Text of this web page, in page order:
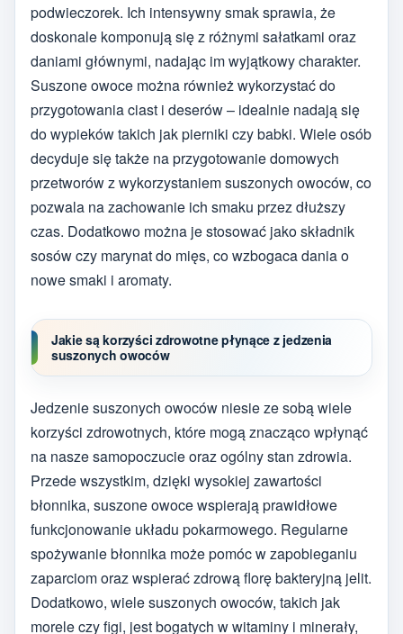
podwieczorek. Ich intensywny smak sprawia, że
doskonale komponują się z różnymi sałatkami oraz
daniami głównymi, nadając im wyjątkowy charakter.
Suszone owoce można również wykorzystać do
przygotowania ciast i deserów – idealnie nadają się
do wypieków takich jak pierniki czy babki. Wiele osób
decyduje się także na przygotowanie domowych
przetworów z wykorzystaniem suszonych owoców, co
pozwala na zachowanie ich smaku przez dłuższy
czas. Dodatkowo można je stosować jako składnik
sosów czy marynat do mięs, co wzbogaca dania o
nowe smaki i aromaty.
Jakie są korzyści zdrowotne płynące z jedzenia
suszonych owoców
Jedzenie suszonych owoców niesie ze sobą wiele
korzyści zdrowotnych, które mogą znacząco wpłynąć
na nasze samopoczucie oraz ogólny stan zdrowia.
Przede wszystkim, dzięki wysokiej zawartości
błonnika, suszone owoce wspierają prawidłowe
funkcjonowanie układu pokarmowego. Regularne
spożywanie błonnika może pomóc w zapobieganiu
zaparciom oraz wspierać zdrową florę bakteryjną jelit.
Dodatkowo, wiele suszonych owoców, takich jak
morele czy figi, jest bogatych w witaminy i minerały,